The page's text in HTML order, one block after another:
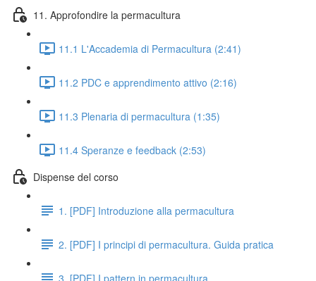
11. Approfondire la permacultura
11.1 L'Accademia di Permacultura (2:41)
11.2 PDC e apprendimento attivo (2:16)
11.3 Plenaria di permacultura (1:35)
11.4 Speranze e feedback (2:53)
Dispense del corso
1. [PDF] Introduzione alla permacultura
2. [PDF] I principi di permacultura. Guida pratica
3. [PDF] I pattern in permacultura